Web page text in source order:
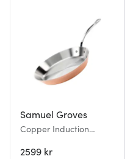
Samuel Groves
Copper Induction
2599 kr